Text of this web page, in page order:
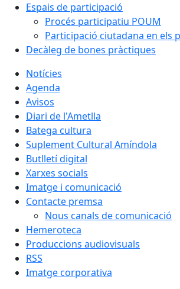
Espais de participació
Procés participatiu POUM
Participació ciutadana en els
Decàleg de bones pràctiques
Notícies
Agenda
Avisos
Diari de l'Ametlla
Batega cultura
Suplement Cultural Amíndola
Butlletí digital
Xarxes socials
Imatge i comunicació
Contacte premsa
Nous canals de comunicació
Hemeroteca
Produccions audiovisuals
RSS
Imatge corporativa